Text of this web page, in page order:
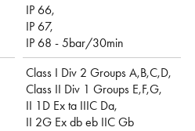
IP 66,
IP 67,
IP 68 - 5bar/30min
Class I Div 2 Groups A,B,C,D,
Class II Div 1 Groups E,F,G,
II 1D Ex ta IIIC Da,
II 2G Ex db eb IIC Gb